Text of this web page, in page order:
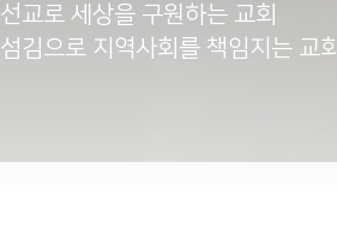
선교로 세상을 구원하는 교회
섬김으로 지역사회를 책임지는 교회